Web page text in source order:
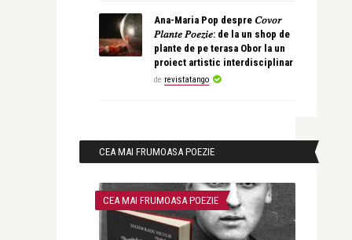
Ana-Maria Pop despre 𝐶𝑜𝑣𝑜𝑟
𝑃𝑙𝑎𝑛𝑡𝑒 𝑃𝑜𝑒𝑧𝑖𝑒: de la un shop de
plante de pe terasa Obor la un
proiect artistic interdisciplinar
de revistatango
CEA MAI FRUMOASA POEZIE
CEA MAI FRUMOASA POEZIE